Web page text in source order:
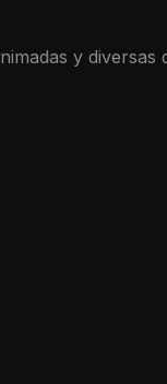
y diversas